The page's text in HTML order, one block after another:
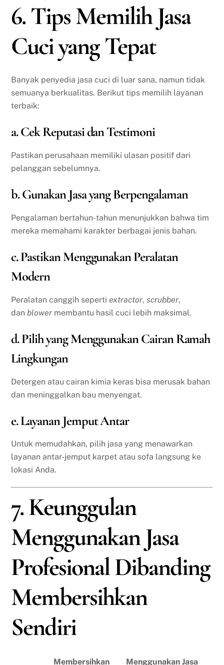
6. Tips Memilih Jasa
Cuci yang Tepat
Banyak penyedia jasa cuci di luar sana, namun tidak
semuanya berkualitas. Berikut tips memilih layanan
terbaik:
a. Cek Reputasi dan Testimoni
Pastikan perusahaan memiliki ulasan positif dari
pelanggan sebelumnya.
b. Gunakan Jasa yang Berpengalaman
Pengalaman bertahun-tahun menunjukkan bahwa tim
mereka memahami karakter berbagai jenis bahan.
c. Pastikan Menggunakan Peralatan
Modern
Peralatan canggih sepertiextractor,scrubber,
dan blower membantu hasil cuci lebih maksimal.
d. Pilih yang Menggunakan Cairan Ramah
Lingkungan
Detergen atau cairan kimia keras bisa merusak bahan
dan meninggalkan bau menyengat.
e. Layanan Jemput Antar
Untuk memudahkan, pilih jasa yang menawarkan
layanan antar-jemput karpet atau sofa langsung ke
lokasi Anda.
7. Keunggulan
Menggunakan Jasa
Profesional Dibanding
Membersihkan
Sendiri
Membersihkan
Menggunakan Jasa